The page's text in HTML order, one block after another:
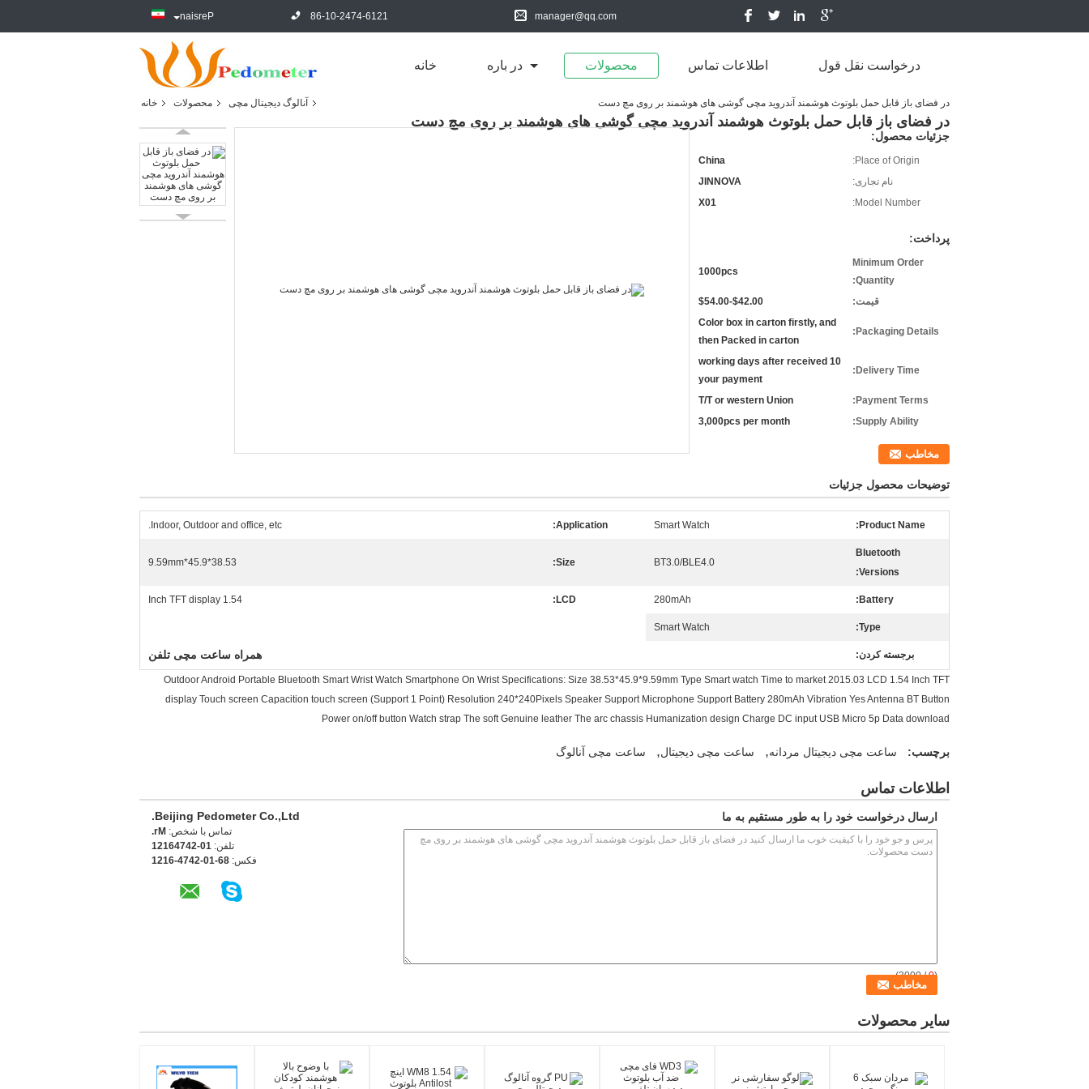
manager@qq.com
86-10-2474-6121
Persian
خانه در باره محصولات اطلاعات تماس درخواست نقل قول
خانه محصولات آنالوگ دیجیتال مچی در فضای باز قابل حمل بلوتوث هوشمند آندروید مچی گوشی های هوشمند بر روی مچ دست
در فضای باز قابل حمل بلوتوث هوشمند آندروید مچی گوشی های هوشمند بر روی مچ دست
جزئیات محصول:
Place of Origin:
China
نام تجاری:
JINNOVA
Model Number:
X01
پرداخت:
Minimum Order
Quantity:
1000pcs
قیمت: $42.00-$54.00
Packaging Details:
Color box in carton firstly, and
then Packed in carton
Delivery Time:
10 working days after received
your payment
Payment Terms:
T/T or western Union
Supply Ability:
3,000pcs per month
مخاطب
توضیحات محصول جزئیات
Product Name:
Smart Watch
Application:
Indoor, Outdoor and office, etc.
Bluetooth
Versions:
BT3.0/BLE4.0
Size:
38.53*45.9*9.59mm
Battery:
280mAh
LCD:
1.54 Inch TFT display
Type:
Smart Watch
برجسته کردن: همراه ساعت مچی تلفن
Outdoor Android Portable Bluetooth Smart Wrist Watch Smartphone On Wrist Specifications: Size 38.53*45.9*9.59mm Type Smart watch Time to market 2015.03 LCD 1.54 Inch TFT
display Touch screen Capacition touch screen (Support 1 Point) Resolution 240*240Pixels Speaker Support Microphone Support Battery 280mAh Vibration Yes Antenna BT Button
Power on/off button Watch strap The soft Genuine leather The arc chassis Humanization design Charge DC input USB Micro 5p Data download
برچسب: ساعت مچی دیجیتال مردانه, ساعت مچی دیجیتال, ساعت مچی آنالوگ
اطلاعات تماس
Beijing Pedometer Co.,Ltd.
تماس با شخص: Mr.
تلفن: 10-24746121
فکس: 86-10-2474-6121
ارسال درخواست خود را به طور مستقیم به ما
(
0
/ 3000)
سایر محصولات